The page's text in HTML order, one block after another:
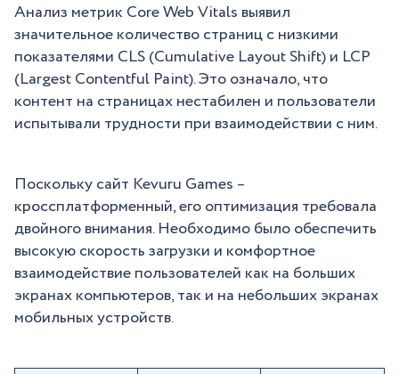
Анализ метрик Core Web Vitals выявил
значительное количество страниц с низкими
показателями CLS (Cumulative Layout Shift) и LCP
(Largest Contentful Paint). Это означало, что
контент на страницах нестабилен и пользователи
испытывали трудности при взаимодействии с ним.
Поскольку сайт Kevuru Games –
кроссплатформенный, его оптимизация требовала
двойного внимания. Необходимо было обеспечить
высокую скорость загрузки и комфортное
взаимодействие пользователей как на больших
экранах компьютеров, так и на небольших экранах
мобильных устройств.